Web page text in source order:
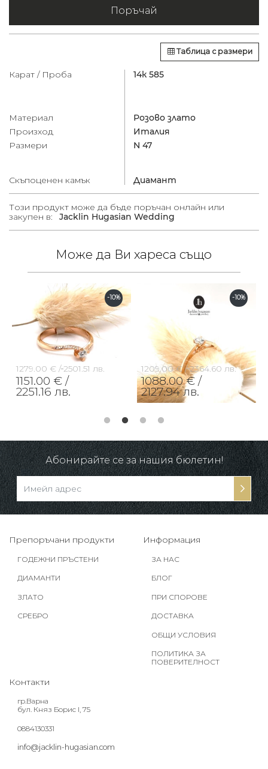
Поръчай
Таблица с размери
Карат / Проба 14к 585
Материал
Розово злато
Произход
Италия
Размери
N 47
Скъпоценен камък Диамант
Този продукт може да бъде поръчан онлайн или
закупен в:
Jacklin Hugasian Wedding
Може да Ви хареса също
-10%
1279.00 € / 2501.51 лв.
1151.00 € /
2251.16 лв.
-10%
1209.00 € / 2364.60 лв.
1088.00 € /
2127.94 лв.
Абонирайте се за нашия бюлетин!
Препоръчани продукти
ГОДЕЖНИ ПРЪСТЕНИ
ДИАМАНТИ
ЗЛАТО
СРЕБРО
Информация
ЗА НАС
БЛОГ
ПРИ СПОРОВЕ
ДОСТАВКА
ОБЩИ УСЛОВИЯ
ПОЛИТИКА ЗА
ПОВЕРИТЕЛНОСТ
Контакти
гр.Варна
бул. Княз Борис I, 75
0884130331
info@jacklin-hugasian.com